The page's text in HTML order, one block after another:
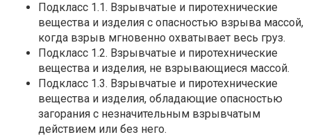
Подкласс 1.1. Взрывчатые и пиротехнические
вещества и изделия с опасностью взрыва массой,
когда взрыв мгновенно охватывает весь груз.
Подкласс 1.2. Взрывчатые и пиротехнические
вещества и изделия, не взрывающиеся массой.
Подкласс 1.3. Взрывчатые и пиротехнические
вещества и изделия, обладающие опасностью
загорания с незначительным взрывчатым
действием или без него.